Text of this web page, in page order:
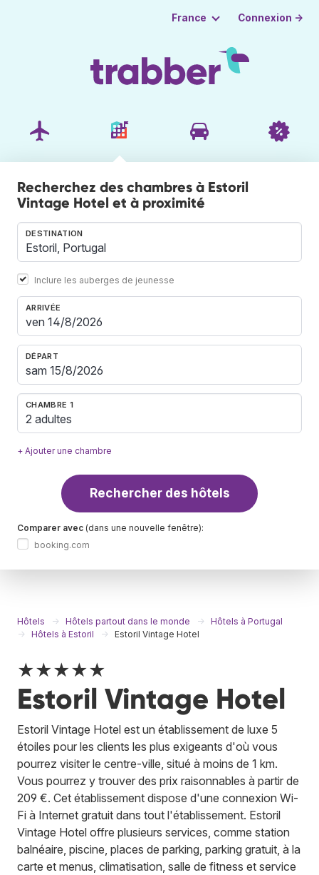
France Connexion →
Recherchez des chambres à Estoril
Vintage Hotel et à proximité
DESTINATION
Inclure les auberges de jeunesse
ARRIVÉE
DÉPART
CHAMBRE 1
2 adultes
+ Ajouter une chambre
Rechercher des hôtels
Comparer avec (dans une nouvelle fenêtre):
booking.com
Hôtels Hôtels partout dans le monde
Hôtels à Portugal
Hôtels à Estoril
Estoril Vintage Hotel
★★★★★
Estoril Vintage Hotel
Estoril Vintage Hotel est un établissement de luxe 5
étoiles pour les clients les plus exigeants d'où vous
pourrez visiter le centre-ville, situé à moins de 1 km.
Vous pourrez y trouver des prix raisonnables à partir de
209 €. Cet établissement dispose d'une connexion Wi-
Fi à Internet gratuit dans tout l'établissement. Estoril
Vintage Hotel offre plusieurs services, comme station
balnéaire, piscine, places de parking, parking gratuit, à la
carte et menus, climatisation, salle de fitness et service